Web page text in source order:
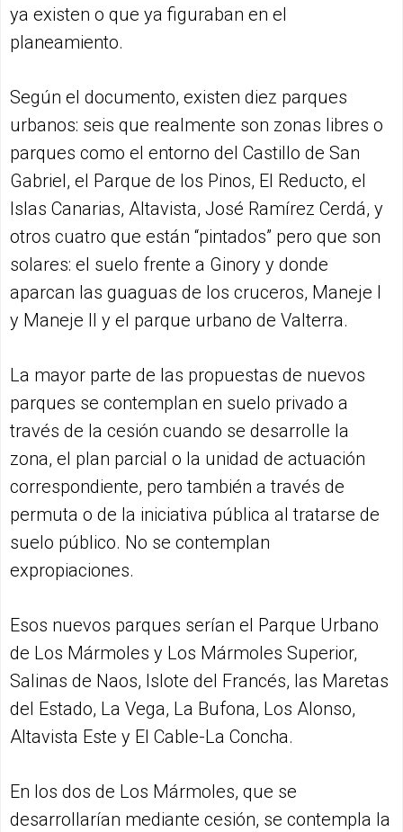
ya existen o que ya figuraban en el
planeamiento.
Según el documento, existen diez parques
urbanos: seis que realmente son zonas libres o
parques como el entorno del Castillo de San
Gabriel, el Parque de los Pinos, El Reducto, el
Islas Canarias, Altavista, José Ramírez Cerdá, y
otros cuatro que están “pintados” pero que son
solares: el suelo frente a Ginory y donde
aparcan las guaguas de los cruceros, Maneje I
y Maneje II y el parque urbano de Valterra.
La mayor parte de las propuestas de nuevos
parques se contemplan en suelo privado a
través de la cesión cuando se desarrolle la
zona, el plan parcial o la unidad de actuación
correspondiente, pero también a través de
permuta o de la iniciativa pública al tratarse de
suelo público. No se contemplan
expropiaciones.
Esos nuevos parques serían el Parque Urbano
de Los Mármoles y Los Mármoles Superior,
Salinas de Naos, Islote del Francés, las Maretas
del Estado, La Vega, La Bufona, Los Alonso,
Altavista Este y El Cable-La Concha.
En los dos de Los Mármoles, que se
desarrollarían mediante cesión, se contempla la